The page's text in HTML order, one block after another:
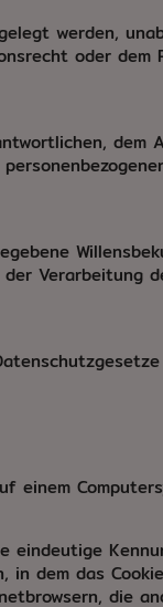
werden,
oder dem
dem
Verarbeitung
einem
eindeutige
dem das
die